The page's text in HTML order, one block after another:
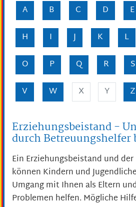
A B C D E
H
I J K L
O
P Q R S
V
W X Y Z
Erziehungsbeistand -
durch Betreuungshelfer
Ein Erziehungsbeistand und
können Kindern und
Umgang mit Ihnen als Eltern
Problemen helfen. Mögliche